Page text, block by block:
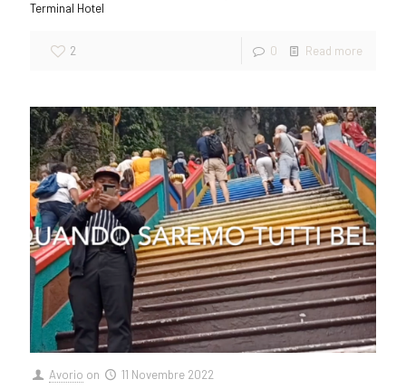
Terminal Hotel
2 0 Read more
Avorio on 11 Novembre 2022